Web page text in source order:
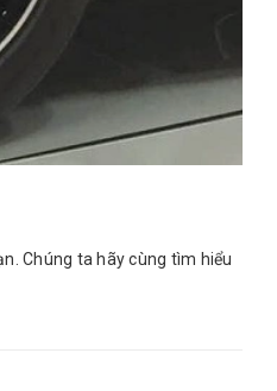
Chúng ta hãy cùng tìm hiểu